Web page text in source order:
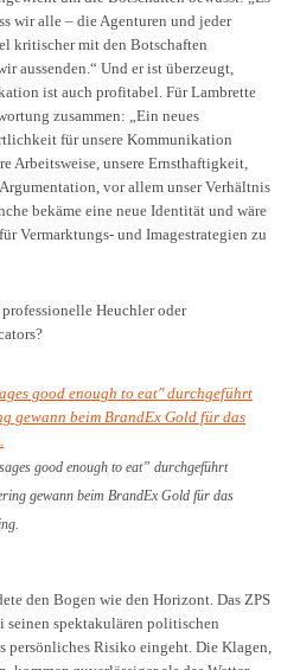
wir alle – die Agenturen und jeder
kritischer mit den Botschaften
aussenden.“ Und er ist überzeugt,
ist auch profitabel. Für Lambrette
zusammen: „Ein neues
für unsere Kommunikation
Arbeitsweise, unsere Ernsthaftigkeit,
vor allem unser Verhältnis
bekäme eine neue Identität und wäre
Vermarktungs- und Imagestrategien zu
Heuchler oder
good enough to eat” durchgeführt
gewann beim BrandEx Gold für das
den Bogen wie den Horizont. Das ZPS
spektakulären politischen
persönliches Risiko eingeht. Die Klagen,